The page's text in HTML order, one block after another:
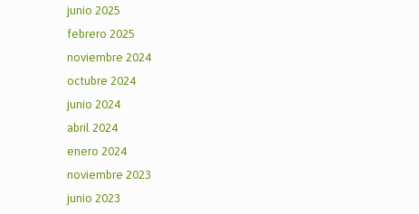
junio 2025
febrero 2025
noviembre 2024
octubre 2024
junio 2024
abril 2024
enero 2024
noviembre 2023
junio 2023